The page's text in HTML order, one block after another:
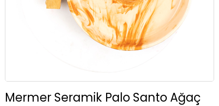
Mermer Seramik Palo Santo Ağaç